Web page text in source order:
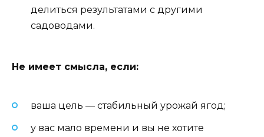
делиться результатами с другими
садоводами.
Не имеет смысла, если:
ваша цель — стабильный урожай ягод;
у вас мало времени и вы не хотите